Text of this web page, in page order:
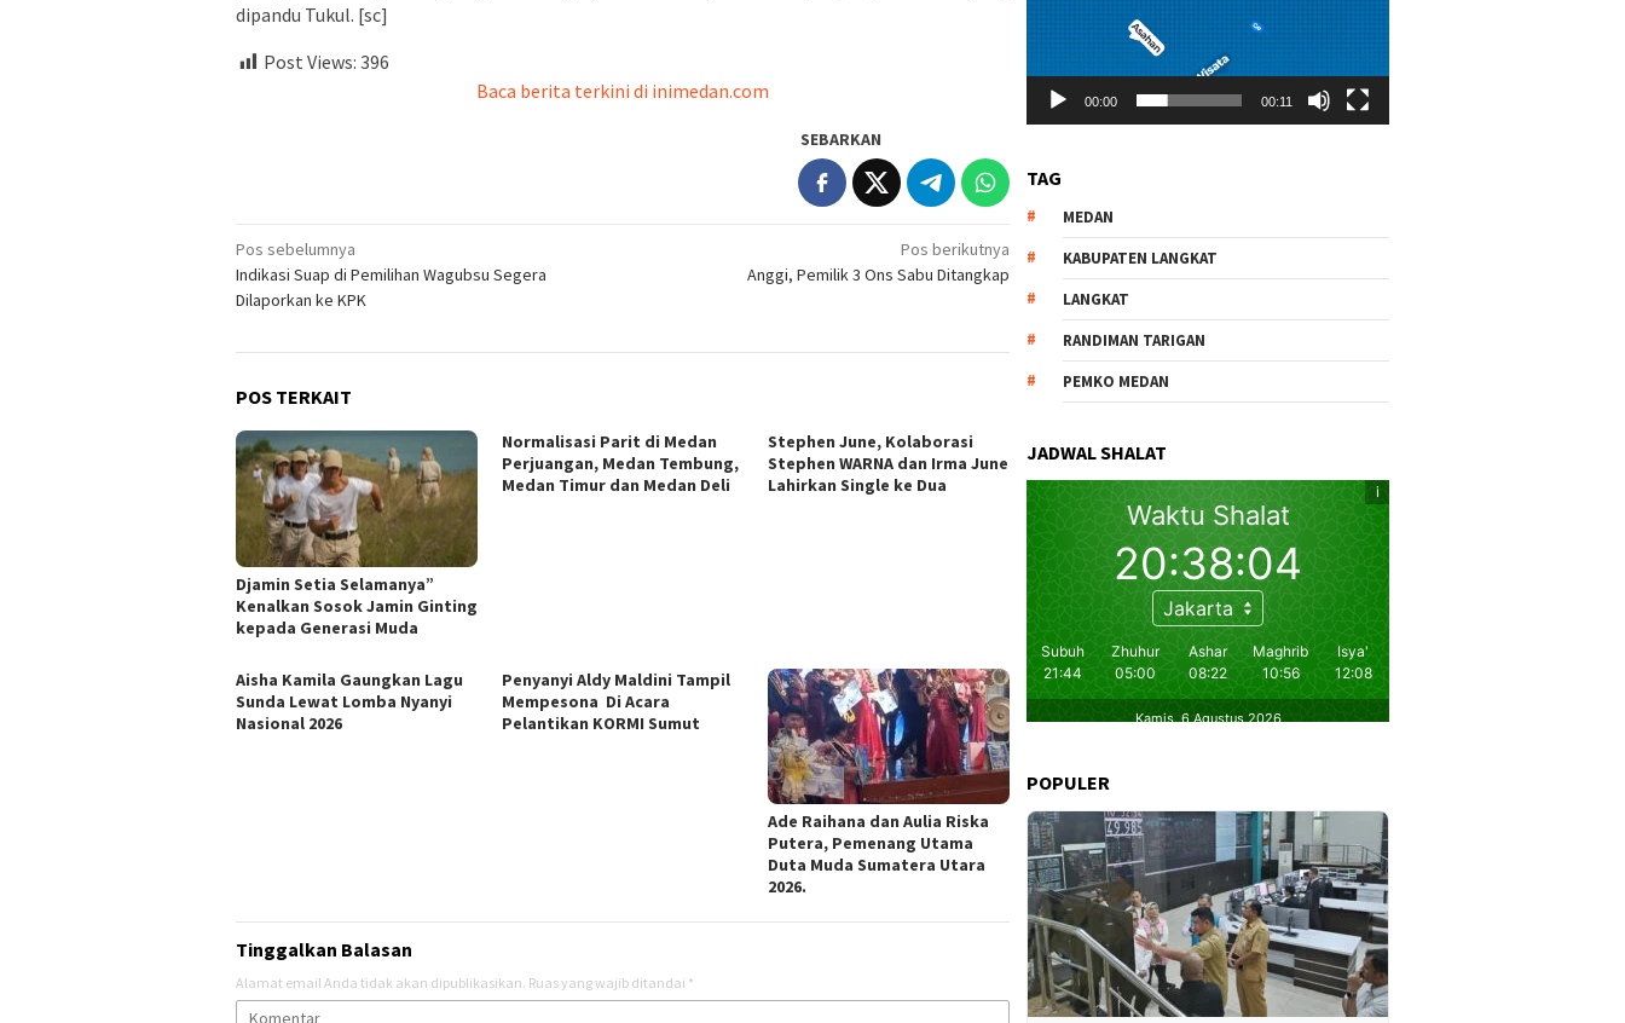
dipandu Tukul. [sc]
Post Views: 396
Baca berita terkini di inimedan.com
SEBARKAN
Navigasi
pos
Pos sebelumnya
Indikasi Suap di Pemilihan Wagubsu Segera
Dilaporkan ke KPK
Pos berikutnya
Anggi, Pemilik 3 Ons Sabu Ditangkap
POS TERKAIT
Djamin Setia Selamanya”
Kenalkan Sosok Jamin Ginting
kepada Generasi Muda
Normalisasi Parit di Medan
Perjuangan, Medan Tembung,
Medan Timur dan Medan Deli
Stephen June, Kolaborasi
Stephen WARNA dan Irma June
Lahirkan Single ke Dua
Aisha Kamila Gaungkan Lagu
Sunda Lewat Lomba Nyanyi
Nasional 2026
Penyanyi Aldy Maldini Tampil
Mempesona Di Acara
Pelantikan KORMI Sumut
Ade Raihana dan Aulia Riska
Putera, Pemenang Utama
Duta Muda Sumatera Utara
2026.
Tinggalkan Balasan
Alamat email Anda tidak akan dipublikasikan. Ruas yang wajib ditandai *
00:00 00:11
TAG
MEDAN
KABUPATEN LANGKAT
LANGKAT
RANDIMAN TARIGAN
PEMKO MEDAN
JADWAL SHALAT
POPULER